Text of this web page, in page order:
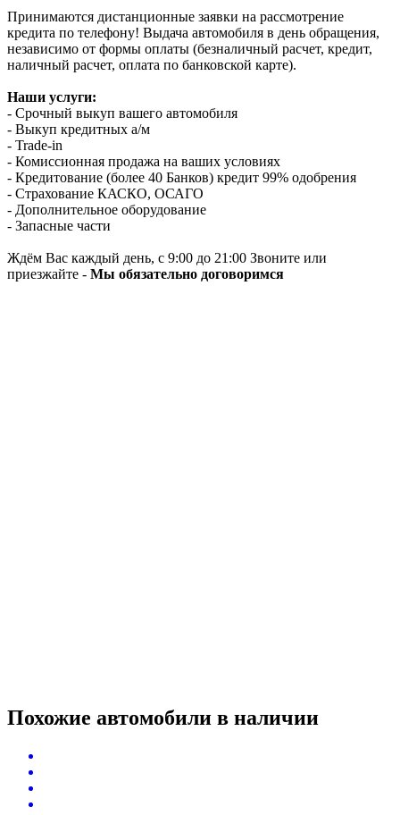
Принимаются дистанционные заявки на рассмотрение
кредита по телефону! Выдача автомобиля в день обращения,
независимо от формы оплаты (безналичный расчет, кредит,
наличный расчет, оплата по банковской карте).
Наши услуги:
- Срочный выкуп вашего автомобиля
- Выкуп кредитных а/м
- Trade-in
- Комиссионная продажа на ваших условиях
- Кредитование (более 40 Банков) кредит 99% одобрения
- Страхование КАСКО, ОСАГО
- Дополнительное оборудование
- Запасные части
Ждём Вас каждый день, с 9:00 до 21:00 Звоните или
приезжайте - Мы обязательно договоримся
Похожие автомобили в наличии